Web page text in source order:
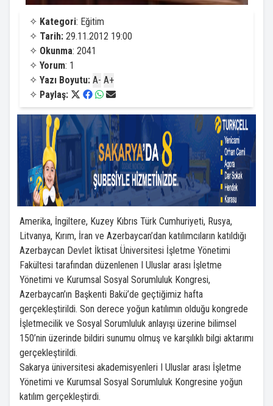
✧ Kategori: Eğitim
✧ Tarih: 29.11.2012 19:00
✧ Okunma: 2041
✧ Yorum: 1
✧ Yazı Boyutu: A- A+
✧ Paylaş:
Amerika, İngiltere, Kuzey Kıbrıs Türk Cumhuriyeti, Rusya,
Litvanya, Kırım, İran ve Azerbaycan’dan katılımcıların katıldığı
Azerbaycan Devlet İktisat Üniversitesi İşletme Yönetimi
Fakültesi tarafından düzenlenen I Uluslar arası İşletme
Yönetimi ve Kurumsal Sosyal Sorumluluk Kongresi,
Azerbaycan’ın Başkenti Bakü’de geçtiğimiz hafta
gerçekleştirildi. Son derece yoğun katılımın olduğu kongrede
İşletmecilik ve Sosyal Sorumluluk anlayışı üzerine bilimsel
150’nin üzerinde bildiri sunumu olmuş ve karşılıklı bilgi aktarımı
gerçekleştirildi.
Sakarya üniversitesi akademisyenleri I Uluslar arası İşletme
Yönetimi ve Kurumsal Sosyal Sorumluluk Kongresine yoğun
katılım gerçekleştirdi.